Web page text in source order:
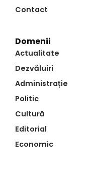
Contact
Domenii
Actualitate
Dezvăluiri
Administrație
Politic
Cultură
Editorial
Economic